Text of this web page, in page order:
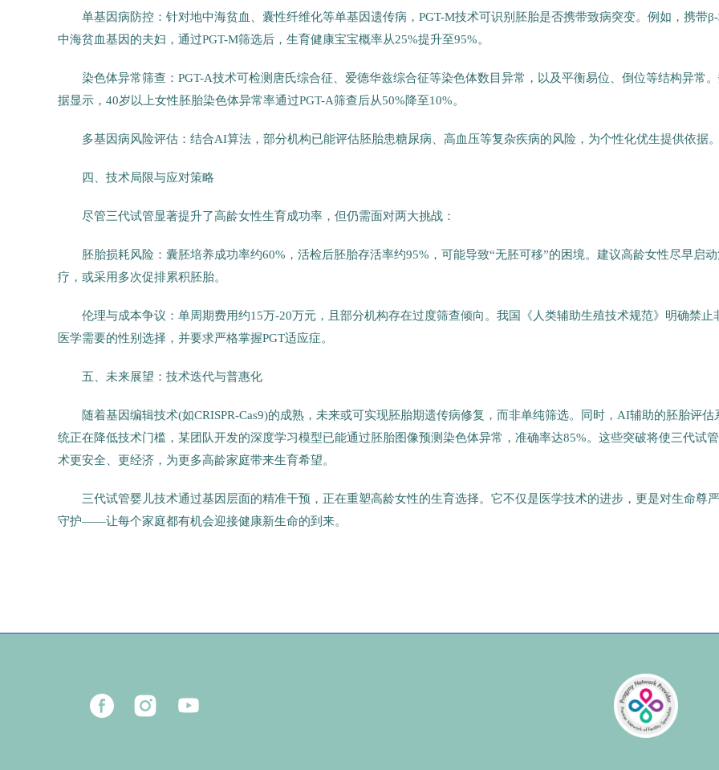
单基因病防控：针对地中海贫血、囊性纤维化等单基因遗传病，PGT-M技术可识别胚胎是否携带致病突变。例如，携带
中海贫血基因的夫妇，通过PGT-M筛选后，生育健康宝宝概率从25%提升至95%。
染色体异常筛查：PGT-A技术可检测唐氏综合征、爱德华兹综合征等染色体数目异常，以及平衡易位、倒位等结构异常
据显示，40岁以上女性胚胎染色体异常率通过PGT-A筛查后从50%降至10%。
多基因病风险评估：结合AI算法，部分机构已能评估胚胎患糖尿病、高血压等复杂疾病的风险，为个性化优生提供依据。
四、技术局限与应对策略
尽管三代试管显著提升了高龄女性生育成功率，但仍需面对两大挑战：
胚胎损耗风险：囊胚培养成功率约60%，活检后胚胎存活率约95%，可能导致“无胚可移”的困境。建议高龄女性尽早启
疗，或采用多次促排累积胚胎。
伦理与成本争议：单周期费用约15万-20万元，且部分机构存在过度筛查倾向。我国《人类辅助生殖技术规范》明确禁止
医学需要的性别选择，并要求严格掌握PGT适应症。
五、未来展望：技术迭代与普惠化
随着基因编辑技术(如CRISPR-Cas9)的成熟，未来或可实现胚胎期遗传病修复，而非单纯筛选。同时，AI辅助的胚胎评估
统正在降低技术门槛，某团队开发的深度学习模型已能通过胚胎图像预测染色体异常，准确率达85%。这些突破将使三代试
术更安全、更经济，为更多高龄家庭带来生育希望。
三代试管婴儿技术通过基因层面的精准干预，正在重塑高龄女性的生育选择。它不仅是医学技术的进步，更是对生命尊
守护——让每个家庭都有机会迎接健康新生命的到来。